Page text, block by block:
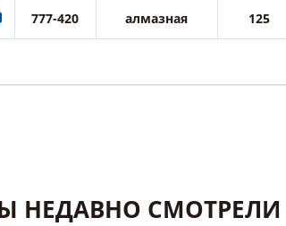
777-420 алмазная 125
НЕДАВНО СМОТРЕЛИ